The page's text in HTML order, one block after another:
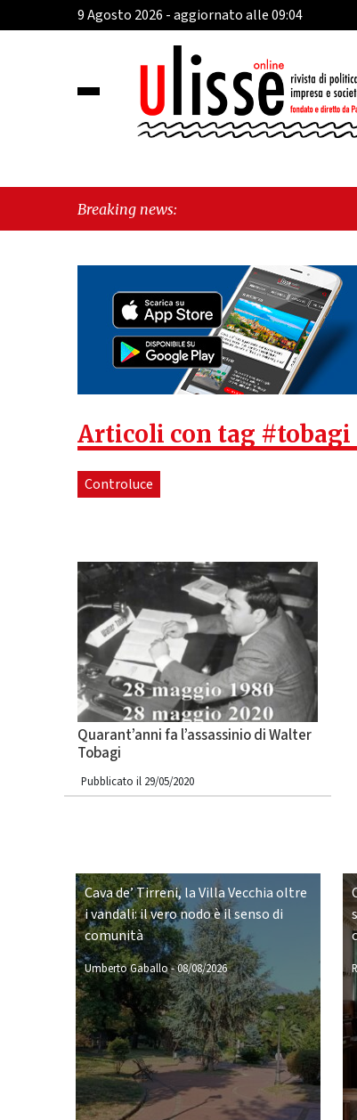
9 Agosto 2026 - aggiornato alle 09:04
Breaking news:
Articoli con tag #tobagi
Controluce
Quarant’anni fa l’assassinio di Walter
Tobagi
Pubblicato il 29/05/2020
Cava de’ Tirreni, la Villa Vecchia oltre
i vandali: il vero nodo è il senso di
comunità
Umberto Gaballo-08/08/2026